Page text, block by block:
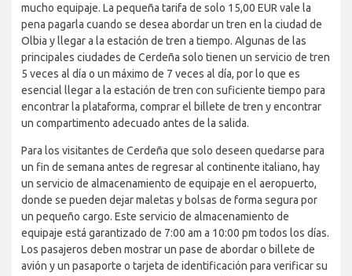
mucho equipaje. La pequeña tarifa de solo 15,00 EUR vale la
pena pagarla cuando se desea abordar un tren en la ciudad de
Olbia y llegar a la estación de tren a tiempo. Algunas de las
principales ciudades de Cerdeña solo tienen un servicio de tren
5 veces al día o un máximo de 7 veces al día, por lo que es
esencial llegar a la estación de tren con suficiente tiempo para
encontrar la plataforma, comprar el billete de tren y encontrar
un compartimento adecuado antes de la salida.
Para los visitantes de Cerdeña que solo deseen quedarse para
un fin de semana antes de regresar al continente italiano, hay
un servicio de almacenamiento de equipaje en el aeropuerto,
donde se pueden dejar maletas y bolsas de forma segura por
un pequeño cargo. Este servicio de almacenamiento de
equipaje está garantizado de 7:00 am a 10:00 pm todos los días.
Los pasajeros deben mostrar un pase de abordar o billete de
avión y un pasaporte o tarjeta de identificación para verificar su